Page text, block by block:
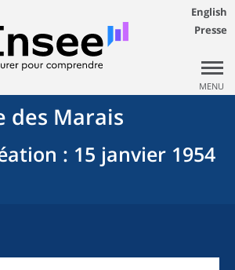
English
Presse
MENU
des Marais
: 15 janvier 1954